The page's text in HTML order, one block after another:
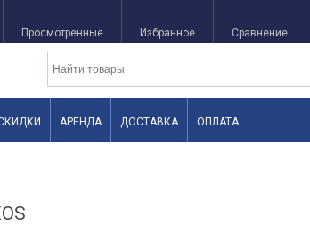
Просмотренные Избранное Сравнение
АРЕНДА ДОСТАВКА ОПЛАТА